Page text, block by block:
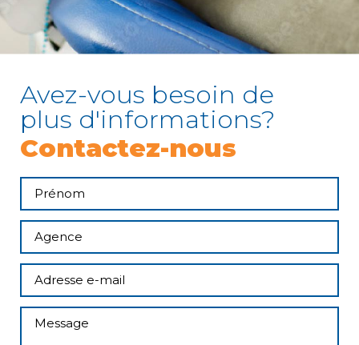
Avez-vous besoin de
plus d'informations?
Contactez-nous